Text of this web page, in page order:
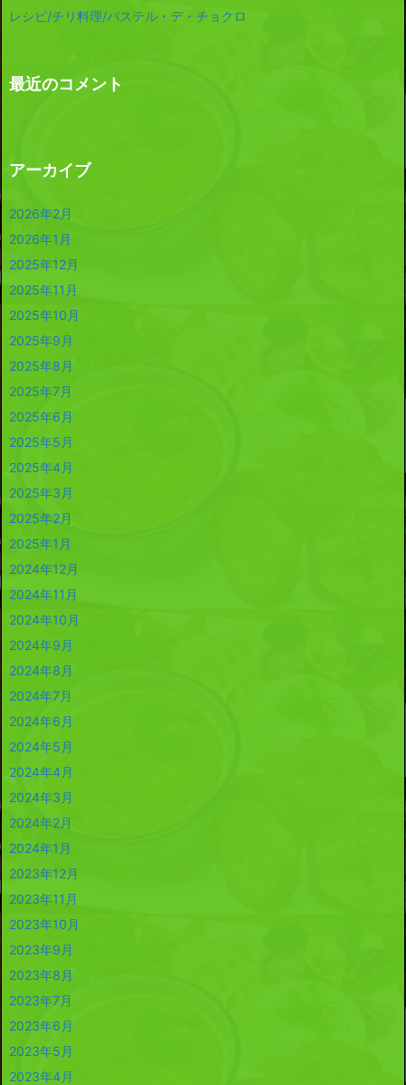
レシピ/チリ料理/パステル・デ・チョクロ
最近のコメント
アーカイブ
2026年2月
2026年1月
2025年12月
2025年11月
2025年10月
2025年9月
2025年8月
2025年7月
2025年6月
2025年5月
2025年4月
2025年3月
2025年2月
2025年1月
2024年12月
2024年11月
2024年10月
2024年9月
2024年8月
2024年7月
2024年6月
2024年5月
2024年4月
2024年3月
2024年2月
2024年1月
2023年12月
2023年11月
2023年10月
2023年9月
2023年8月
2023年7月
2023年6月
2023年5月
2023年4月